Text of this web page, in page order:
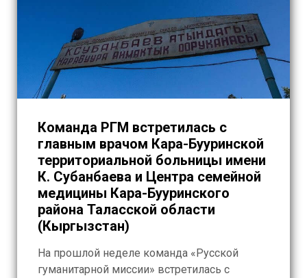
Команда РГМ встретилась с
главным врачом Кара-Бууринской
территориальной больницы имени
К. Субанбаева и Центра семейной
медицины Кара-Бууринского
района Таласской области
(Кыргызстан)
На прошлой неделе команда «Русской
гуманитарной миссии» встретилась с